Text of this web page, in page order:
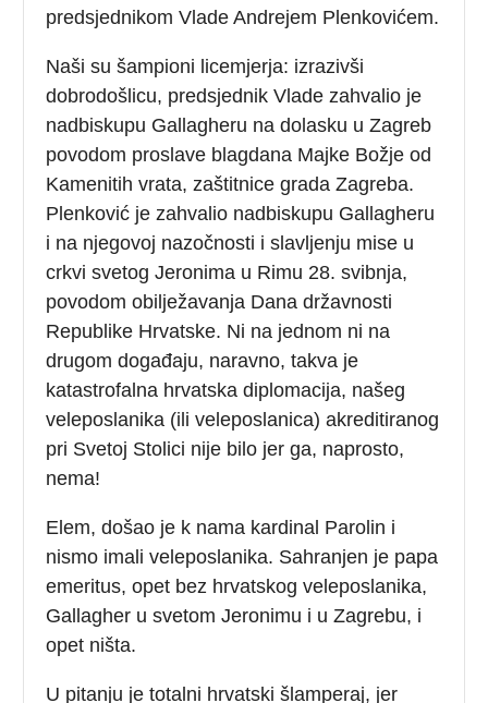
predsjednikom Vlade Andrejem Plenkovićem.
Naši su šampioni licemjerja: izrazivši
dobrodošlicu, predsjednik Vlade zahvalio je
nadbiskupu Gallagheru na dolasku u Zagreb
povodom proslave blagdana Majke Božje od
Kamenitih vrata, zaštitnice grada Zagreba.
Plenković je zahvalio nadbiskupu Gallagheru
i na njegovoj nazočnosti i slavljenju mise u
crkvi svetog Jeronima u Rimu 28. svibnja,
povodom obilježavanja Dana državnosti
Republike Hrvatske. Ni na jednom ni na
drugom događaju, naravno, takva je
katastrofalna hrvatska diplomacija, našeg
veleposlanika (ili veleposlanica) akreditiranog
pri Svetoj Stolici nije bilo jer ga, naprosto,
nema!
Elem, došao je k nama kardinal Parolin i
nismo imali veleposlanika. Sahranjen je papa
emeritus, opet bez hrvatskog veleposlanika,
Gallagher u svetom Jeronimu i u Zagrebu, i
opet ništa.
U pitanju je totalni hrvatski šlamperaj, jer